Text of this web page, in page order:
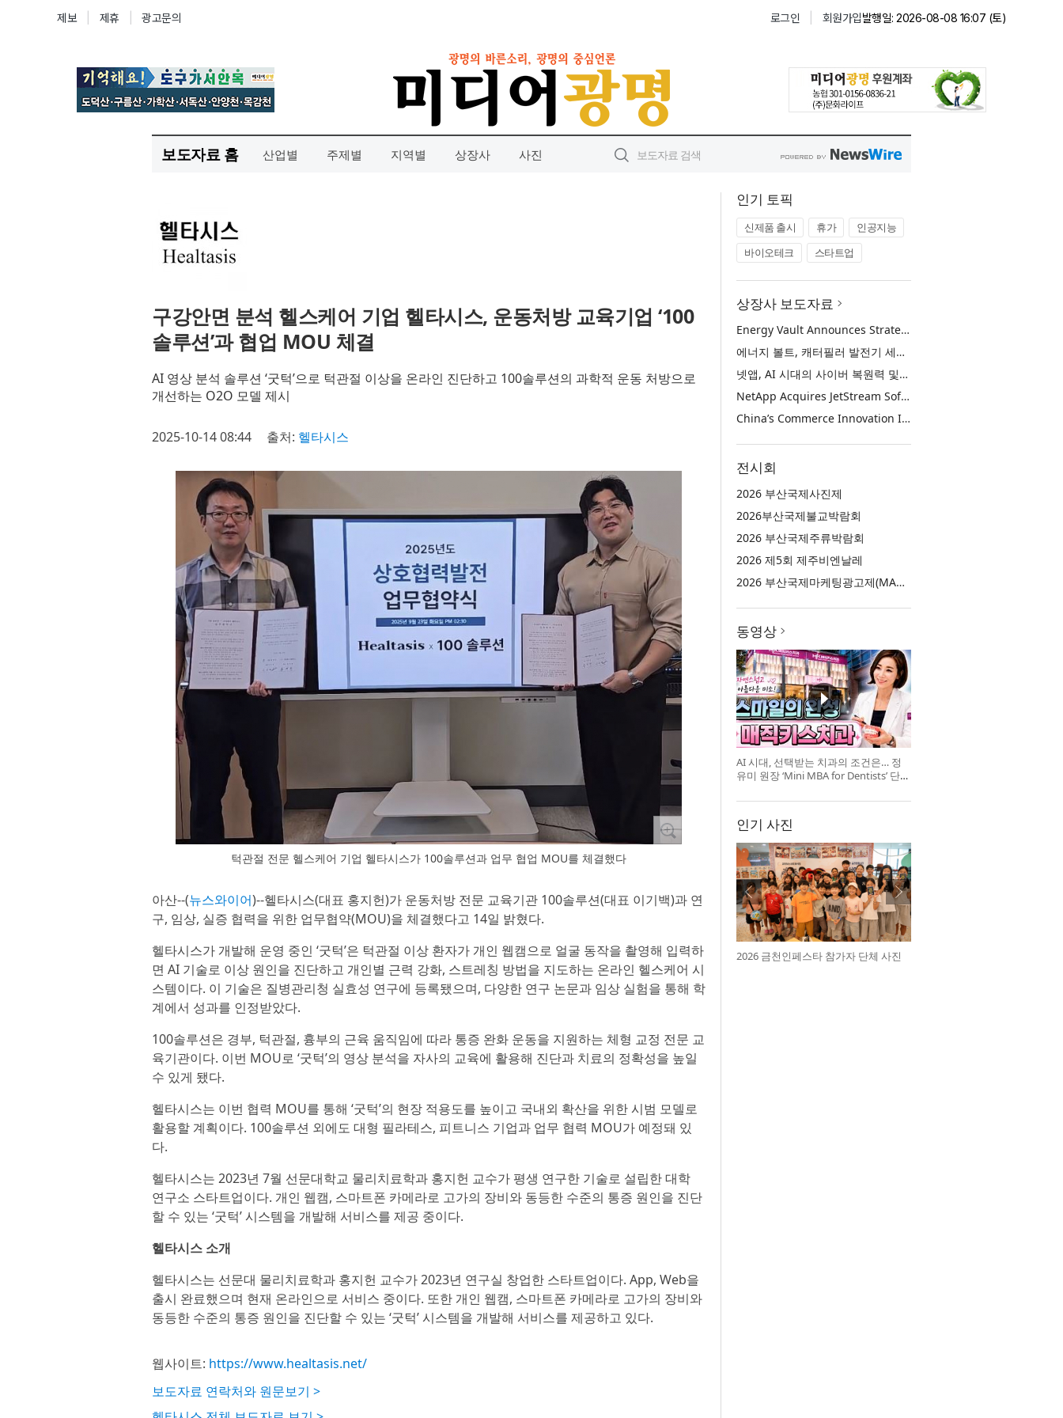
보도자료 홈 산업별 주제별 지역별 상장사 사진
구강안면 분석 헬스케어 기업 헬타시스, 운동처방 교육기업 ‘100
솔루션’과 협업 MOU 체결
AI 영상 분석 솔루션 ‘굿턱’으로 턱관절 이상을 온라인 진단하고 100솔루션의 과학적 운동 처방으로
개선하는 O2O 모델 제시
2025-10-14 08:44 출처: 헬타시스
턱관절 전문 헬스케어 기업 헬타시스가 100솔루션과 업무 협업 MOU를 체결했다
아산--(뉴스와이어)--헬타시스(대표 홍지헌)가 운동처방 전문 교육기관 100솔루션(대표 이기백)과 연
구, 임상, 실증 협력을 위한 업무협약(MOU)을 체결했다고 14일 밝혔다.
헬타시스가 개발해 운영 중인 ‘굿턱’은 턱관절 이상 환자가 개인 웹캠으로 얼굴 동작을 촬영해 입력하
면 AI 기술로 이상 원인을 진단하고 개인별 근력 강화, 스트레칭 방법을 지도하는 온라인 헬스케어 시
스템이다. 이 기술은 질병관리청 실효성 연구에 등록됐으며, 다양한 연구 논문과 임상 실험을 통해 학
계에서 성과를 인정받았다.
100솔루션은 경부, 턱관절, 흉부의 근육 움직임에 따라 통증 완화 운동을 지원하는 체형 교정 전문 교
육기관이다. 이번 MOU로 ‘굿턱’의 영상 분석을 자사의 교육에 활용해 진단과 치료의 정확성을 높일
수 있게 됐다.
헬타시스는 이번 협력 MOU를 통해 ‘굿턱’의 현장 적용도를 높이고 국내외 확산을 위한 시범 모델로
활용할 계획이다. 100솔루션 외에도 대형 필라테스, 피트니스 기업과 업무 협력 MOU가 예정돼 있
다.
헬타시스는 2023년 7월 선문대학교 물리치료학과 홍지헌 교수가 평생 연구한 기술로 설립한 대학
연구소 스타트업이다. 개인 웹캠, 스마트폰 카메라로 고가의 장비와 동등한 수준의 통증 원인을 진단
할 수 있는 ‘굿턱’ 시스템을 개발해 서비스를 제공 중이다.
헬타시스 소개
헬타시스는 선문대 물리치료학과 홍지헌 교수가 2023년 연구실 창업한 스타트업이다. App, Web을
출시 완료했으며 현재 온라인으로 서비스 중이다. 또한 개인 웹캠, 스마트폰 카메라로 고가의 장비와
동등한 수준의 통증 원인을 진단할 수 있는 ‘굿턱’ 시스템을 개발해 서비스를 제공하고 있다.
웹사이트: https://www.healtasis.net/
보도자료 연락처와 원문보기 >
인기 토픽
신제품 출시 휴가
인공지능
바이오테크
스타트업
상장사 보도자료
Energy Vault Announces Strategic Agreement to Deploy 1.25 GW of Integrated Power Infrastructure for Hyperscaler AI Data Center with Leading Power Generation EPC Deploying Caterpillar Gensets
에너지 볼트, 캐터필러 발전기 세트 배치 중인 선도적인 발전 EPC를 통해 하이퍼스케일러 AI 데이터센터를 위한 1.25 GW 통합 전력 인프라 구축을 위한 전략적 계약 체결
넷앱, AI 시대의 사이버 복원력 및 데이터 보호 강화를 위해 젯스트림 소프트웨어 인수
NetApp Acquires JetStream Software to Advance Cyber Resilience and Data Protection for the AI Era
China’s Commerce Innovation Is Reshaping Global Retail
전시회
2026 부산국제사진제
2026부산국제불교박람회
2026 부산국제주류박람회
2026 제5회 제주비엔날레
2026 부산국제마케팅광고제(MAD STARS 2026)
동영상
AI 시대, 선택받는 치과의 조건은… 정
유미 원장 ‘Mini MBA for Dentists’ 단독
인기 사진
2026 금천인페스타 참가자 단체 사진